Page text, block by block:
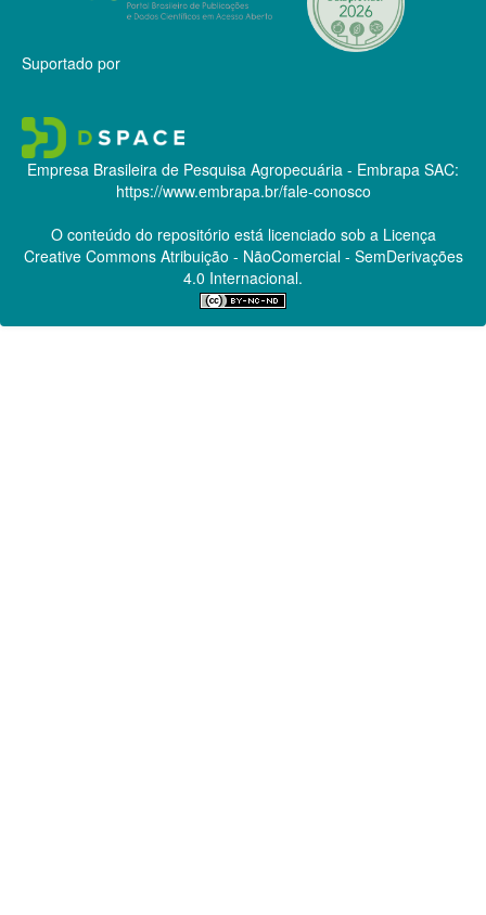
Suportado por
Empresa Brasileira de Pesquisa Agropecuária - Embrapa SAC:
https://www.embrapa.br/fale-conosco
O conteúdo do repositório está licenciado sob a Licença
Creative CommonsAtribuição - NãoComercial - SemDerivações
4.0 Internacional.